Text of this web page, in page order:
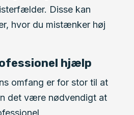
Disse kan
hvor du mistænker høj
hjælp
omfang er for stor til at
det være nødvendigt at